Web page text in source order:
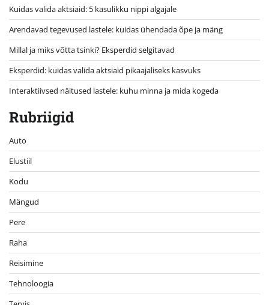
Kuidas valida aktsiaid: 5 kasulikku nippi algajale
Arendavad tegevused lastele: kuidas ühendada õpe ja mäng
Millal ja miks võtta tsinki? Eksperdid selgitavad
Eksperdid: kuidas valida aktsiaid pikaajaliseks kasvuks
Interaktiivsed näitused lastele: kuhu minna ja mida kogeda
Rubriigid
Auto
Elustiil
Kodu
Mängud
Pere
Raha
Reisimine
Tehnoloogia